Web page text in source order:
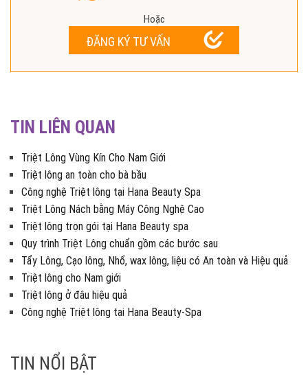
Hoặc
ĐĂNG KÝ TƯ VẤN
TIN LIÊN QUAN
Triệt Lông Vùng Kín Cho Nam Giới
Triệt lông an toàn cho bà bầu
Công nghệ Triệt lông tại Hana Beauty Spa
Triệt Lông Nách bằng Máy Công Nghệ Cao
Triệt lông trọn gói tại Hana Beauty spa
Quy trình Triệt Lông chuẩn gồm các bước sau
Tẩy Lông, Cạo lông, Nhổ, wax lông, liệu có An toàn và Hiệu quả
Triệt lông cho Nam giới
Triệt lông ở đâu hiệu quả
Công nghệ Triệt lông tại Hana Beauty-Spa
TIN NỔI BẬT